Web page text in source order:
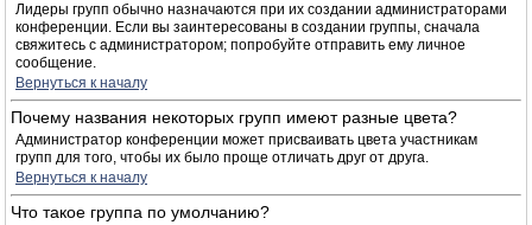
Лидеры групп обычно назначаются при их создании администраторами
конференции. Если вы заинтересованы в создании группы, сначала
свяжитесь с администратором; попробуйте отправить ему личное
сообщение.
Вернуться к началу
Почему названия некоторых групп имеют разные цвета?
Администратор конференции может присваивать цвета участникам
групп для того, чтобы их было проще отличать друг от друга.
Вернуться к началу
Что такое группа по умолчанию?